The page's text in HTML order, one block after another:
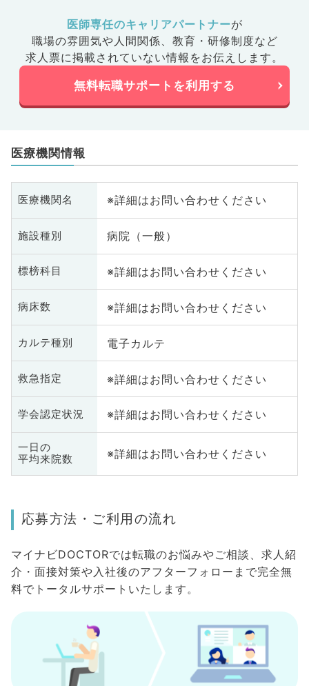
医師専任のキャリアパートナーが
職場の雰囲気や人間関係、 教育・研修制度など
求人票に掲載されていない情報をお伝えします。
無料転職サポートを利用する
医療機関情報
医療機関名 ※詳細はお問い合わせください
施設種別 病院（一般）
標榜科目 ※詳細はお問い合わせください
病床数 ※詳細はお問い合わせください
カルテ種別 電子カルテ
救急指定 ※詳細はお問い合わせください
学会認定状況 ※詳細はお問い合わせください
一日の
平均来院数
※詳細はお問い合わせください
応募方法・ご利用の流れ
マイナビDOCTORでは転職のお悩みやご相談、求人紹
介・面接対策や入社後のアフターフォローまで完全無
料でトータルサポートいたします。